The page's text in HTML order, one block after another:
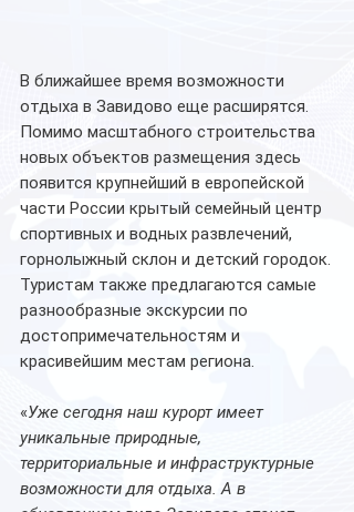
В ближайшее время возможности
отдыха в Завидово еще расширятся.
Помимо масштабного строительства
новых объектов размещения здесь
появится крупнейший в европейской
части России крытый семейный центр
спортивных и водных развлечений,
горнолыжный склон и детский городок.
Туристам также предлагаются самые
разнообразные экскурсии по
достопримечательностям и
красивейшим местам региона.
«Уже сегодня наш курорт имеет
уникальные природные,
территориальные и инфраструктурные
возможности для отдыха. А в